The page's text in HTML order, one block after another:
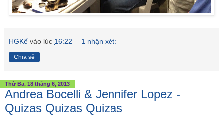
HGKế vào lúc 16:22 1 nhận xét:
Chia sẻ
Thứ Ba, 18 tháng 6, 2013
Andrea Bocelli & Jennifer Lopez -
Quizas Quizas Quizas